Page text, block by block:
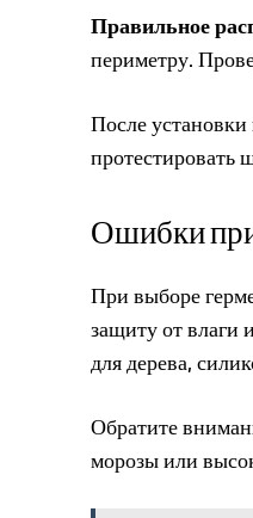
Правильное
периметру.
После
протестировать
Ошибки
При выборе
защиту от влаги
для дерева,
Обратите
морозы или